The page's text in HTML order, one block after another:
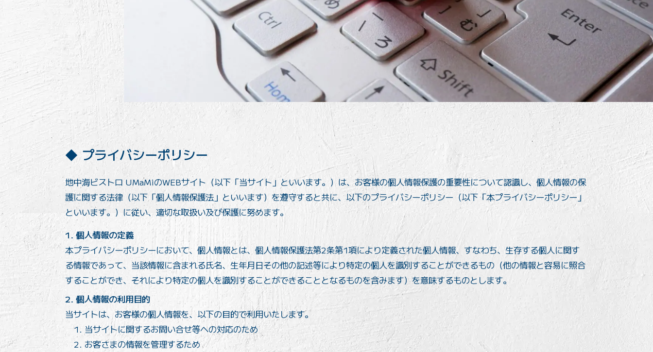
プライバシーポリシー
地中海ビストロ UMaMiのWEBサイト（以下「当サイト」といいます。）は、お客様の個人情報保護の重要性について認識し、個人情報の保
護に関する法律（以下「個人情報保護法」といいます）を遵守すると共に、以下のプライバシーポリシー（以下「本プライバシーポリシー」
といいます。）に従い、適切な取扱い及び保護に努めます。
1. 個人情報の定義
本プライバシーポリシーにおいて、個人情報とは、個人情報保護法第2条第1項により定義された個人情報、すなわち、生存する個人に関す
る情報であって、当該情報に含まれる氏名、生年月日その他の記述等により特定の個人を識別することができるもの（他の情報と容易に照合
することができ、それにより特定の個人を識別することができることとなるものを含みます）を意味するものとします。
2. 個人情報の利用目的
当サイトは、お客様の個人情報を、以下の目的で利用いたします。
当サイトに関するお問い合せ等への対応のため
お客さまの情報を管理するため